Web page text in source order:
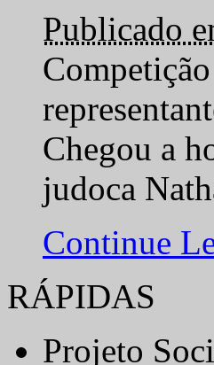
Publicado
Chegou a
judoca
Continue
RÁPIDAS
Projeto